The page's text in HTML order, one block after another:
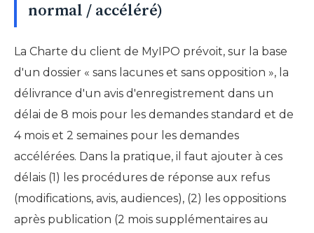
normal / accéléré)
La Charte du client de MyIPO prévoit, sur la base
d'un dossier « sans lacunes et sans opposition », la
délivrance d'un avis d'enregistrement dans un
délai de 8 mois pour les demandes standard et de
4 mois et 2 semaines pour les demandes
accélérées. Dans la pratique, il faut ajouter à ces
délais (1) les procédures de réponse aux refus
(modifications, avis, audiences), (2) les oppositions
après publication (2 mois supplémentaires au